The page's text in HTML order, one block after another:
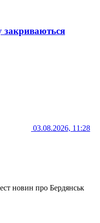
закриваються
03.08.2026, 11:28
новин про Бердянськ